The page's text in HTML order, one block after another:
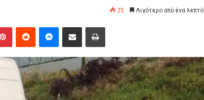
25 Λιγότερο από ένα λεπτό